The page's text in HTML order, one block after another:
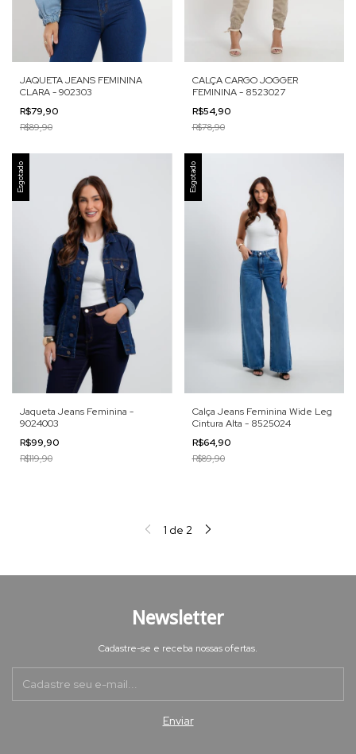
JAQUETA JEANS FEMININA
CLARA - 902303
R$79,90
R$89,90
CALÇA CARGO JOGGER
FEMININA - 8523027
R$54,90
R$78,90
Esgotado
Jaqueta Jeans Feminina -
9024003
R$99,90
R$119,90
Esgotado
Calça Jeans Feminina Wide Leg
Cintura Alta - 8525024
R$64,90
R$89,90
1 de 2
Newsletter
Cadastre-se e receba nossas ofertas.